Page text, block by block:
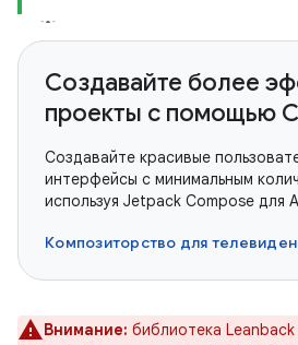
Создавайте более
проекты с помощью
Создавайте красивые
интерфейсы с минимальным
используя Jetpack Compose для
Композиторство для
Внимание: библиотека